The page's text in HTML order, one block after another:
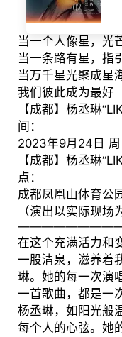
当一个人像星，光
当一条路有星，指
当万千星光聚成星
我们彼此成为最好
【成都】杨丞琳
间：
2023年9月24日
【成都】杨丞琳
点：
成都凤凰山体育公
（演出以实际现场
在这个充满活力和
一股清泉，滋养着
琳。她的每一次演
一首歌曲，都是一
杨丞琳，如阳光般
每个人的心弦。她